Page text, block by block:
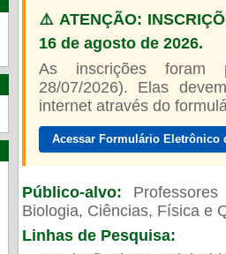
⚠️ ATENÇÃO:
16 de agosto de 2026.
As inscrições foram
28/07/2026). Elas
internet através do
Acessar Formulário
Público-alvo:
Biologia, Ciências, Física e
Linhas de Pesquisa: